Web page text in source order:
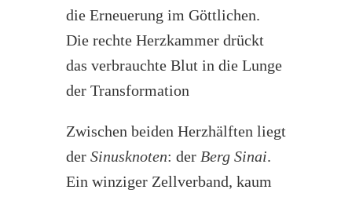
die Erneuerung im Göttlichen.
Die rechte Herzkammer drückt
das verbrauchte Blut in die Lunge
der Transformation
Zwischen beiden Herzhälften liegt
der Sinusknoten: der Berg Sinai.
Ein winziger Zellverband, kaum